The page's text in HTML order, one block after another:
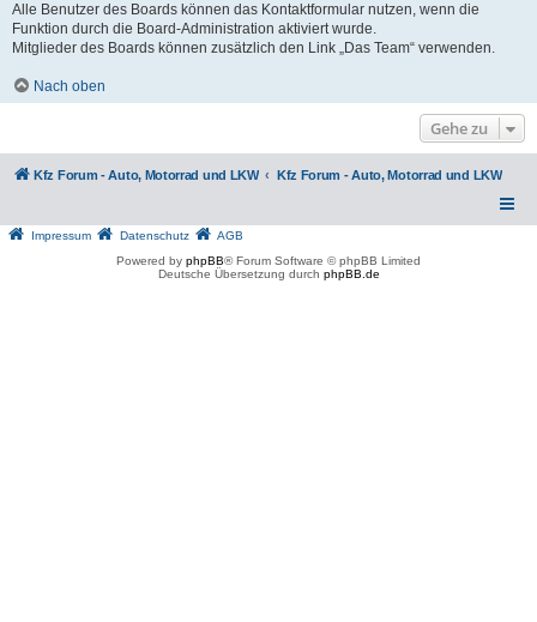
Alle Benutzer des Boards können das Kontaktformular nutzen, wenn die
Funktion durch die Board-Administration aktiviert wurde.
Mitglieder des Boards können zusätzlich den Link „Das Team“ verwenden.
Nach oben
Gehe zu
Kfz Forum - Auto, Motorrad und LKW Kfz Forum - Auto, Motorrad und LKW
Impressum Datenschutz
AGB
Powered by phpBB® Forum Software © phpBB Limited
Deutsche Übersetzung durch phpBB.de